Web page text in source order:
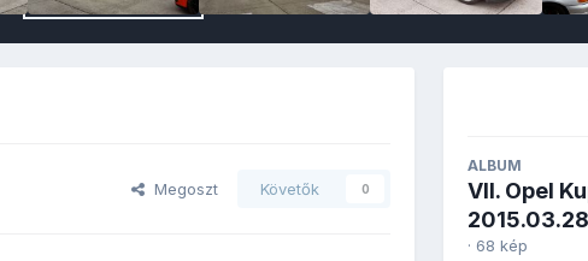
Megoszt Követők 0
ALBUM
VII. Opel
· 68 kép